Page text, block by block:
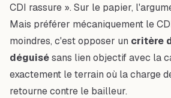
CDI rassure ». Sur le papier,
Mais préférer mécaniquement le
moindres, c'est opposer un critère
déguisésans lien objectif avec la
exactement le terrain où la charge
retourne contre le bailleur.